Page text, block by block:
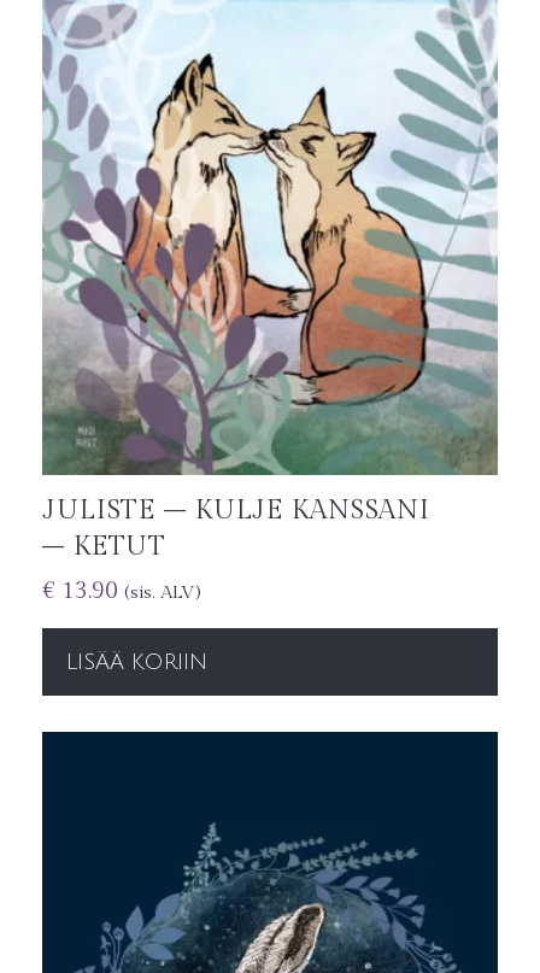
JULISTE – KULJE KANSSANI
– KETUT
€ 13.90 (sis. ALV)
LISÄÄ KORIIN